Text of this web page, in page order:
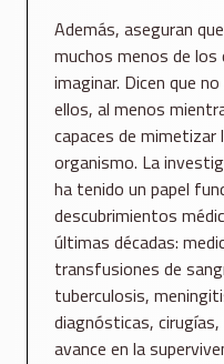
Además, aseguran
muchos menos de los
imaginar. Dicen que
ellos, al menos
capaces de mimetizar
organismo. La
ha tenido un papel
descubrimientos
últimas décadas:
transfusiones de
tuberculosis,
diagnósticas,
avance en la